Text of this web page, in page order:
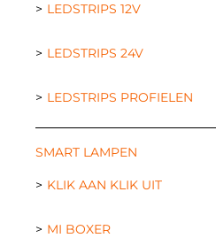
LEDSTRIPS 12V
LEDSTRIPS 24V
LEDSTRIPS PROFIELEN
SMART LAMPEN
KLIK AAN KLIK UIT
MI BOXER